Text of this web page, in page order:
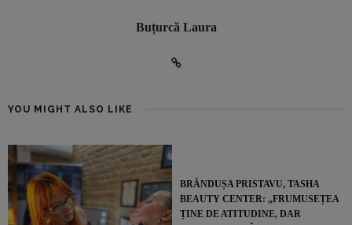
Buțurcă Laura
YOU MIGHT ALSO LIKE
BRÂNDUȘA PRISTAVU, TASHA
BEAUTY CENTER: „FRUMUSEȚEA
ȚINE DE ATITUDINE, DAR